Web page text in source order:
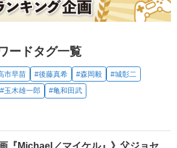
ードタグ一覧
市早苗 #後藤真希 #森岡毅
#城彰二
#玉木雄一郎 #亀和田武
画『Michael／マイケル』》父ジョセ